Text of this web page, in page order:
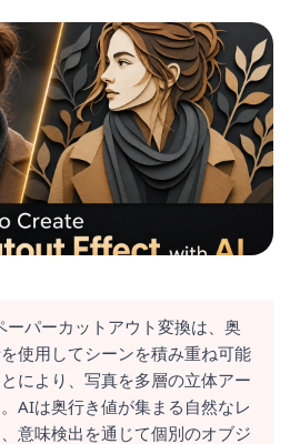
ーパーカットアウト変換は、奥
使用してシーンを積み重ね可能
により、写真を多層の立体アー
AIは奥行き値が集まる自然なレ
意味検出を通じて個別のオブジ